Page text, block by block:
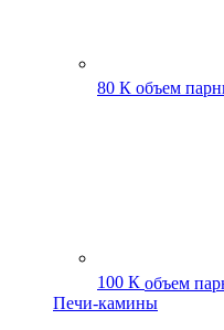
80 К объем
100 К объем
Печи-камины